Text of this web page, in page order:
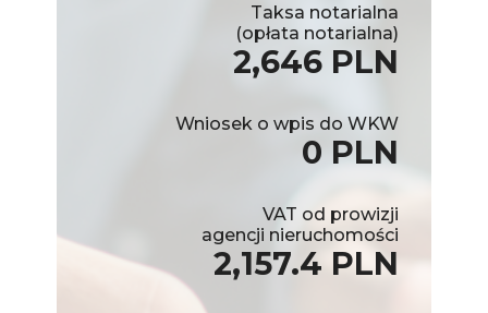
Taksa notarialna
(opłata notarialna)
2,646 PLN
Wniosek o wpis do WKW
0 PLN
VAT od prowizji
agencji nieruchomości
2,157.4 PLN